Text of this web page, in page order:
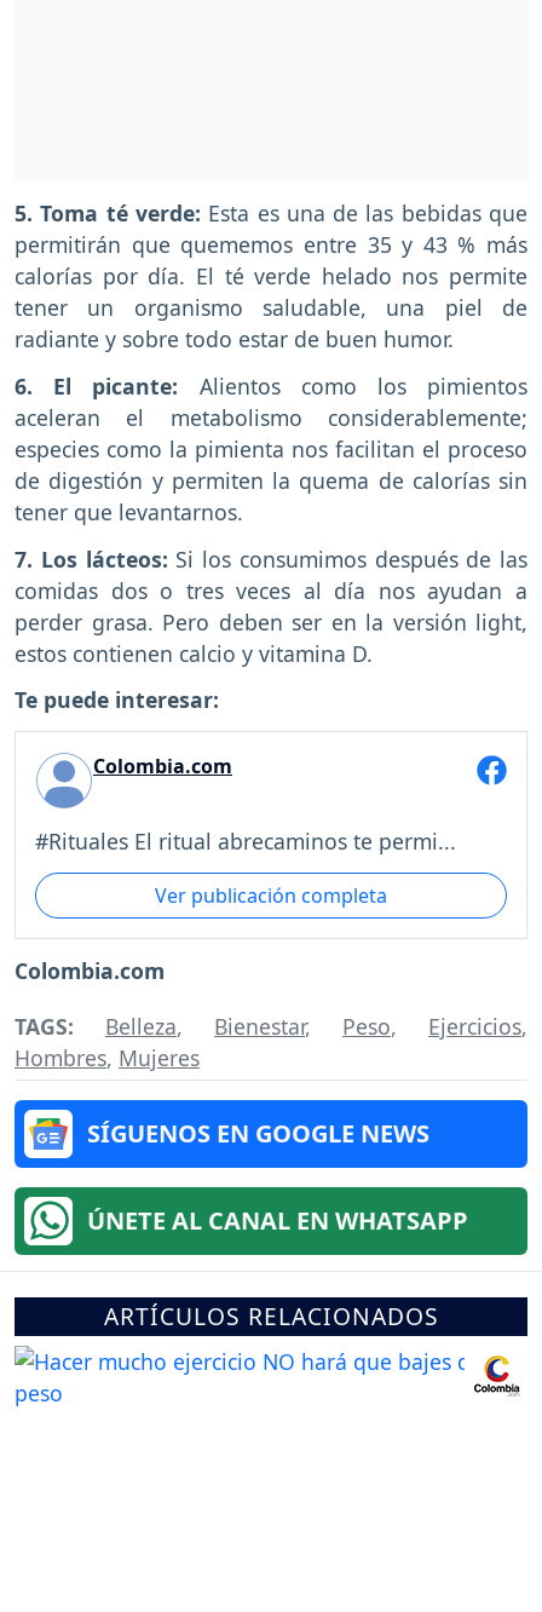
5. Toma té verde: Esta es una de las bebidas que
permitirán que quememos entre 35 y 43 % más
calorías por día. El té verde helado nos permite
tener un organismo saludable, una piel de
radiante y sobre todo estar de buen humor.
6. El picante: Alientos como los pimientos
aceleran el metabolismo considerablemente;
especies como la pimienta nos facilitan el proceso
de digestión y permiten la quema de calorías sin
tener que levantarnos.
7. Los lácteos: Si los consumimos después de las
comidas dos o tres veces al día nos ayudan a
perder grasa. Pero deben ser en la versión light,
estos contienen calcio y vitamina D.
Te puede interesar:
Colombia.com
#Rituales El ritual abrecaminos te permi...
Ver publicación completa
Colombia.com
TAGS: Belleza, Bienestar, Peso, Ejercicios,
Hombres, Mujeres
SÍGUENOS EN GOOGLE NEWS
ÚNETE AL CANAL EN WHATSAPP
ARTÍCULOS RELACIONADOS